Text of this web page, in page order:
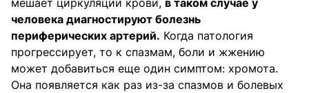
человека диагностируют болезнь
периферических артерий. Когда патология
прогрессирует, то к спазмам, боли и жжению
может добавиться еще один симптом: хромота.
Она появляется как раз из-за спазмов и болевых